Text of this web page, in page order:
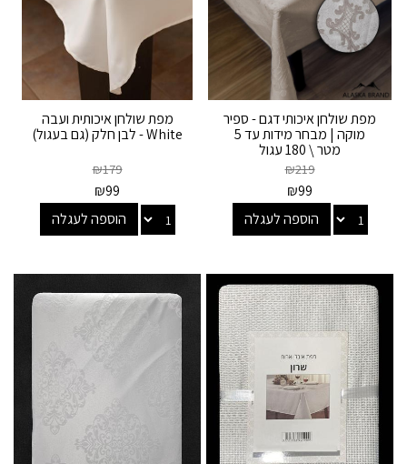
מפת שולחן איכותי דגם - ספיר
מוקה | מבחר מידות עד 5
מטר \ 180 עגול
₪219
₪99
הוספה לעגלה
מפת שולחן איכותית ועבה
White - לבן חלק (גם בעגול)
₪179
₪99
הוספה לעגלה